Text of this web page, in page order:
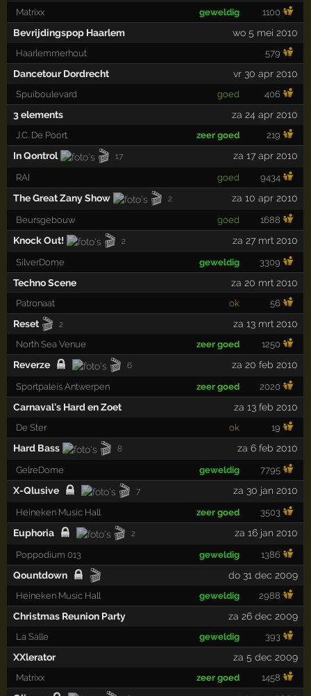
Matrixx geweldig 1100
Bevrijdingspop Haarlem wo 5 mei 2010
Haarlemmerhout 579
Dancetour Dordrecht vr 30 apr 2010
Spuiboulevard goed 406
3 elements za 24 apr 2010
J.C. De Poort zeer goed 219
In Qontrol 🎬 17 za 17 apr 2010
RAI goed 9434
The Great Zany Show 🎬 2 za 10 apr 2010
Beursgebouw goed 1688
Knock Out! 🎬 2 za 27 mrt 2010
SilverDome geweldig 3309
Techno Scene za 20 mrt 2010
Patronaat ok 56
Reset 🎬 2 za 13 mrt 2010
North Sea Venue zeer goed 1250
Reverze 🎬 6 za 20 feb 2010
Sportpaleis Antwerpen zeer goed 2020
Carnaval's Hard en Zoet za 13 feb 2010
De Ster ok 19
Hard Bass 🎬 8 za 6 feb 2010
GelreDome geweldig 7795
X-Qlusive 🎬 7 za 30 jan 2010
Heineken Music Hall zeer goed 3503
Euphoria 🎬 2 za 16 jan 2010
Poppodium 013 geweldig 1386
Qountdown 🎬 do 31 dec 2009
Heineken Music Hall geweldig 2988
Christmas Reunion Party za 26 dec 2009
La Salle geweldig 393
XXlerator za 5 dec 2009
Matrixx zeer goed 1458